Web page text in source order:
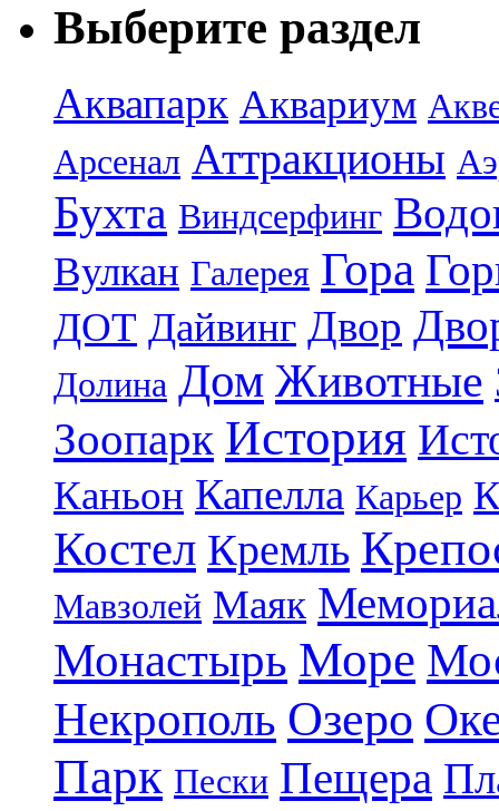
Выберите раздел
Аквапарк Аквариум
Арсенал Аттракционы
Бухта Виндсерфинг
Вулкан Галерея Гора
ДОТ Дайвинг Двор
Долина Дом Животные
Зоопарк История
Каньон Капелла Карьер
Костел Кремль
Мавзолей Маяк
Монастырь Море
Некрополь Озеро
Парк Пески Пещера